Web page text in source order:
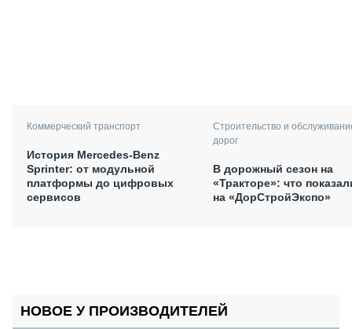
Коммерческий транспорт
История Mercedes-Benz
Sprinter: от модульной
платформы до цифровых
сервисов
Строительство и
дорог
В дорожный сезон на
«Тракторе»: что
на «ДорСтройЭкспо»
НОВОЕ У ПРОИЗВОДИТЕЛЕЙ